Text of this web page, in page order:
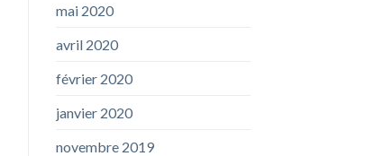
mai 2020
avril 2020
février 2020
janvier 2020
novembre 2019